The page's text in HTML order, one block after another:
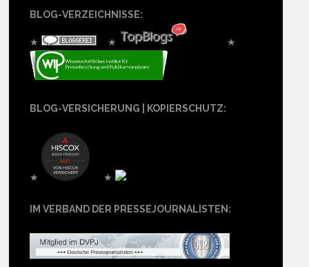
BLOG-VERZEICHNISSE:
★ ★ ★
BLOG-VERSICHERUNG | KOPIERSCHUTZ:
★ ★
IM VERBAND DER PRESSEJOURNALISTEN: